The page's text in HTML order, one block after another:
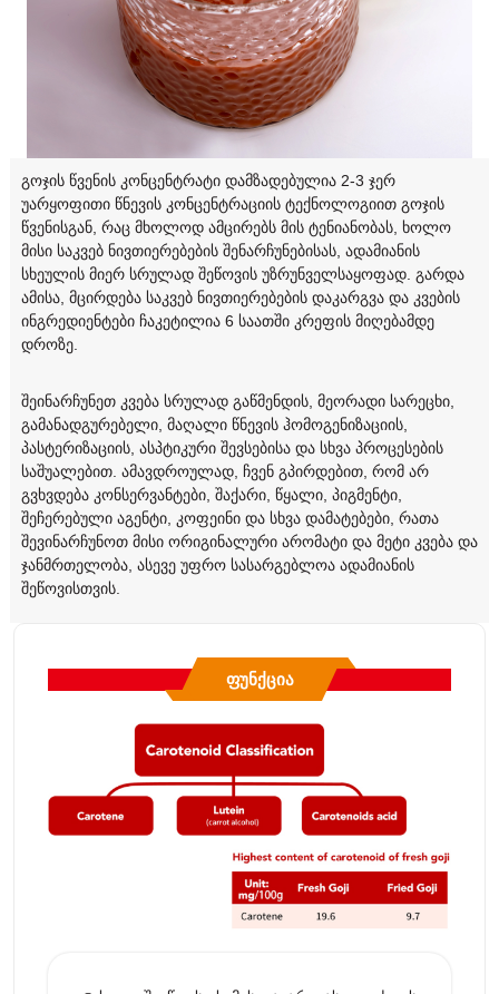
გოჯის წვენის კონცენტრატი დამზადებულია 2-3 ჯერ
უარყოფითი წნევის კონცენტრაციის ტექნოლოგიით გოჯის
წვენისგან, რაც მხოლოდ ამცირებს მის ტენიანობას, ხოლო
მისი საკვებ ნივთიერებების შენარჩუნებისას, ადამიანის
სხეულის მიერ სრულად შეწოვის უზრუნველსაყოფად. გარდა
ამისა, მცირდება საკვებ ნივთიერებების დაკარგვა და კვების
ინგრედიენტები ჩაკეტილია 6 საათში კრეფის მიღებამდე
დროზე.
შეინარჩუნეთ კვება სრულად გაწმენდის, მეორადი სარეცხი,
გამანადგურებელი, მაღალი წნევის ჰომოგენიზაციის,
პასტერიზაციის, ასპტიკური შევსებისა და სხვა პროცესების
საშუალებით. ამავდროულად, ჩვენ გპირდებით, რომ არ
გვხვდება კონსერვანტები, შაქარი, წყალი, პიგმენტი,
შეჩერებული აგენტი, კოფეინი და სხვა დამატებები, რათა
შევინარჩუნოთ მისი ორიგინალური არომატი და მეტი კვება და
ჯანმრთელობა, ასევე უფრო სასარგებლოა ადამიანის
შეწოვისთვის.
Ფუნქცია